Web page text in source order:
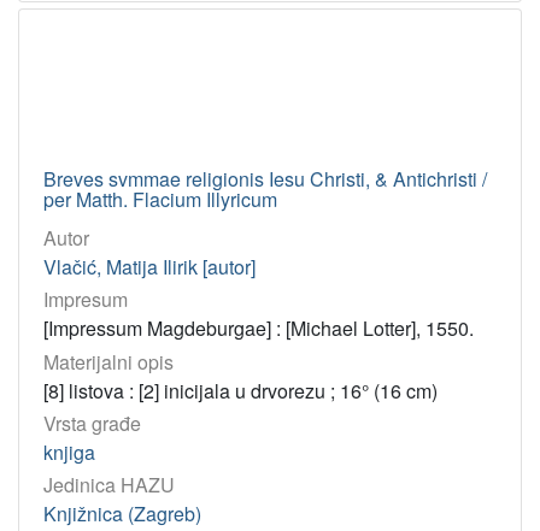
Breves svmmae religionis Iesu Christi, & Antichristi /
per Matth. Flacium Illyricum
Autor
Vlačić, Matija Ilirik [autor]
Impresum
[Impressum Magdeburgae] : [Michael Lotter], 1550.
Materijalni opis
[8] listova : [2] inicijala u drvorezu ; 16° (16 cm)
Vrsta građe
knjiga
Jedinica HAZU
Knjižnica (Zagreb)